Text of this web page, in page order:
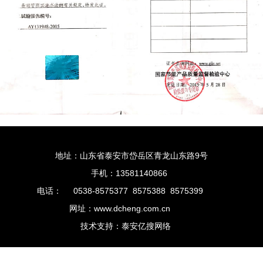
地址：山东省泰安市岱岳区青龙山东路9号
手机：13581140866
电话：
0538-8575377 8575388 8575399
网址：www.dcheng.com.cn
技术支持：泰安亿搜网络